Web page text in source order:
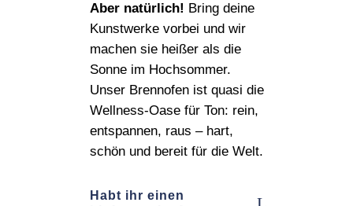
Aber natürlich! Bring deine
Kunstwerke vorbei und wir
machen sie heißer als die
Sonne im Hochsommer.
Unser Brennofen ist quasi die
Wellness‑Oase für Ton: rein,
entspannen, raus – hart,
schön und bereit für die Welt.
Habt ihr einen